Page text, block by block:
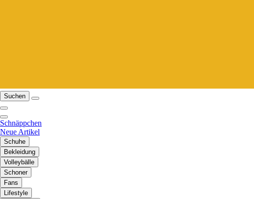
Suchen
Schnäppchen
Neue Artikel
Schuhe
Bekleidung
Volleybälle
Schoner
Fans
Lifestyle